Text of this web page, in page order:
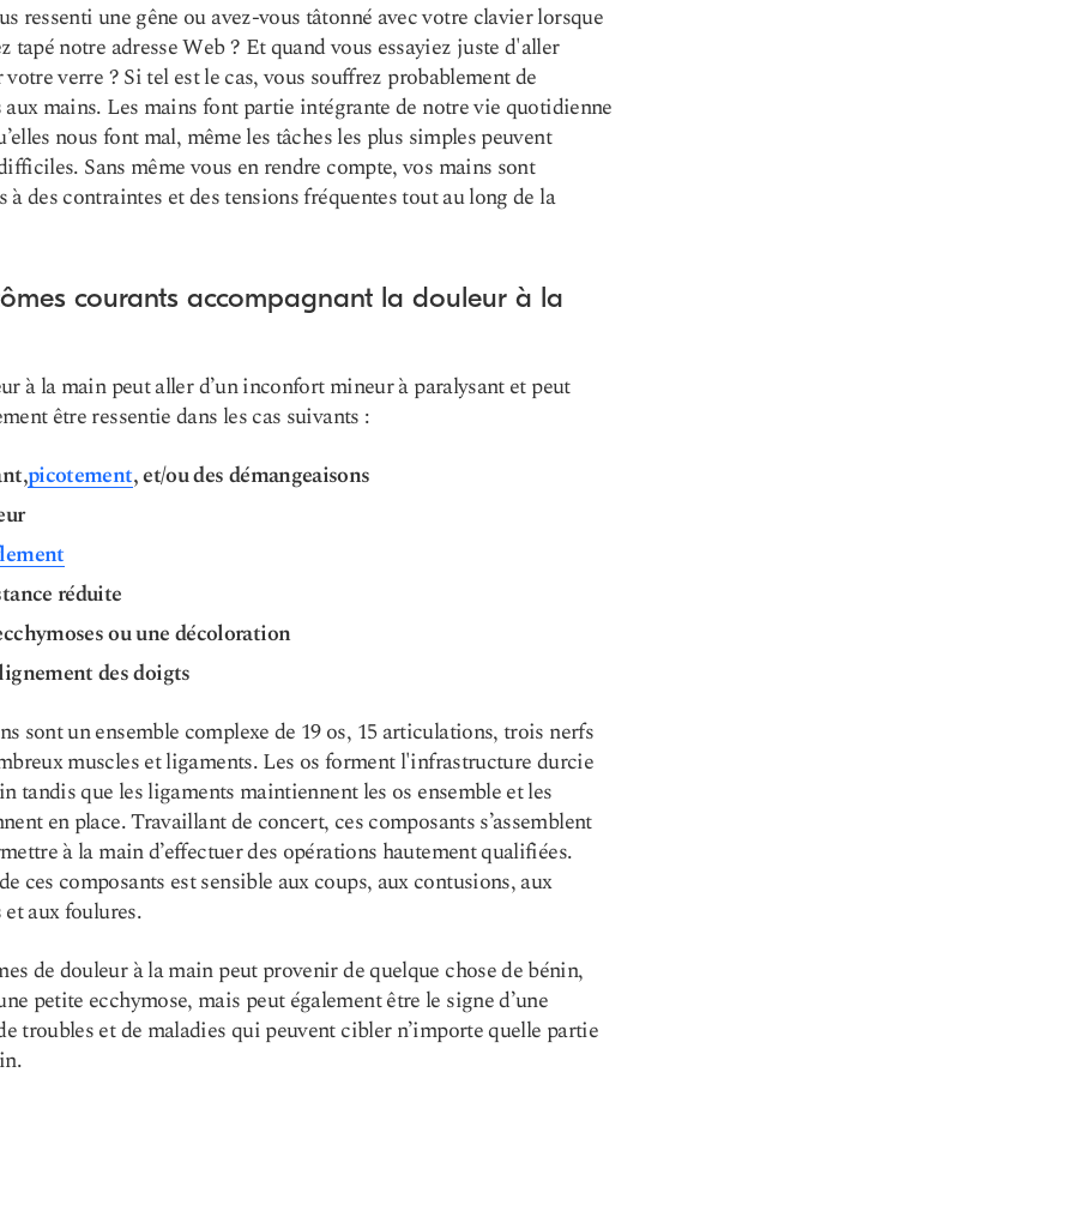
ressenti une gêne ou avez-vous tâtonné avec votre clavier lorsque
tapé notre adresse Web ? Et quand vous essayiez juste d'aller
votre verre ? Si tel est le cas, vous souffrez probablement de
mains. Les mains font partie intégrante de notre vie quotidienne
nous font mal, même les tâches les plus simples peuvent
Sans même vous en rendre compte, vos mains sont
à des contraintes et des tensions fréquentes tout au long de la
courants accompagnant la douleur à la
à la main peut aller d’un inconfort mineur à paralysant et peut
être ressentie dans les cas suivants :
picotement, et/ou des démangeaisons
réduite
ou une décoloration
des doigts
sont un ensemble complexe de 19 os, 15 articulations, trois nerfs
muscles et ligaments. Les os forment l'infrastructure durcie
tandis que les ligaments maintiennent les os ensemble et les
en place. Travaillant de concert, ces composants s’assemblent
à la main d’effectuer des opérations hautement qualifiées.
ces composants est sensible aux coups, aux contusions, aux
aux foulures.
de douleur à la mainpeut provenir de quelque chose de bénin,
petite ecchymose, mais peut également être le signe d’une
troubles et de maladies qui peuvent cibler n’importe quelle partie